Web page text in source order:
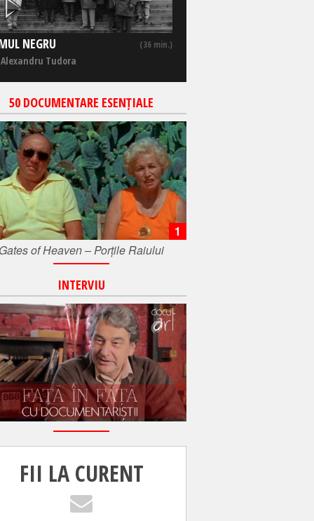
NEGRU (36 min.)
Tudora
50 DOCUMENTARE ESENȚIALE
of Heaven – Porțile Raiului
1
INTERVIU
FII LA CURENT